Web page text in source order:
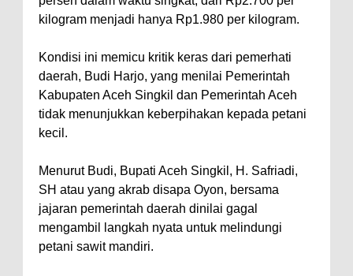
kilogram menjadi hanya Rp1.980 per kilogram.
Kondisi ini memicu kritik keras dari pemerhati
daerah, Budi Harjo, yang menilai Pemerintah
Kabupaten Aceh Singkil dan Pemerintah Aceh
tidak menunjukkan keberpihakan kepada petani
kecil.
Menurut Budi, Bupati Aceh Singkil, H. Safriadi,
SH atau yang akrab disapa Oyon, bersama
jajaran pemerintah daerah dinilai gagal
mengambil langkah nyata untuk melindungi
petani sawit mandiri.